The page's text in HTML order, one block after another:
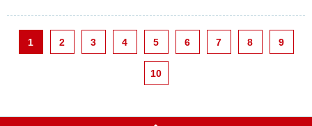
1 2 3 4 5 6 7 8 9
10